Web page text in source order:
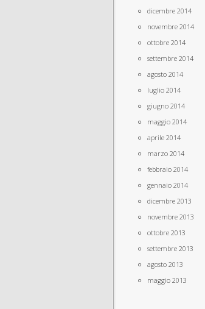
dicembre 2014
novembre 2014
ottobre 2014
settembre 2014
agosto 2014
luglio 2014
giugno 2014
maggio 2014
aprile 2014
marzo 2014
febbraio 2014
gennaio 2014
dicembre 2013
novembre 2013
ottobre 2013
settembre 2013
agosto 2013
maggio 2013